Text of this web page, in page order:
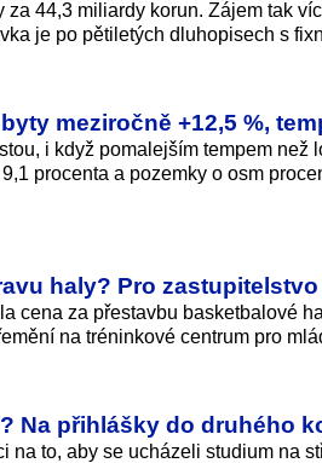
44,3 miliardy ko­run. Zájem tak
je po pětiletých dluhopisech s
meziročně +12,5 %,
i když pomalejším tempem než
procenta a pozemky o osm
haly? Pro
cena za přestavbu basketbalové
na tréninkové centrum pro
Na přihlášky do druhého
na to, aby se ucházeli studium na